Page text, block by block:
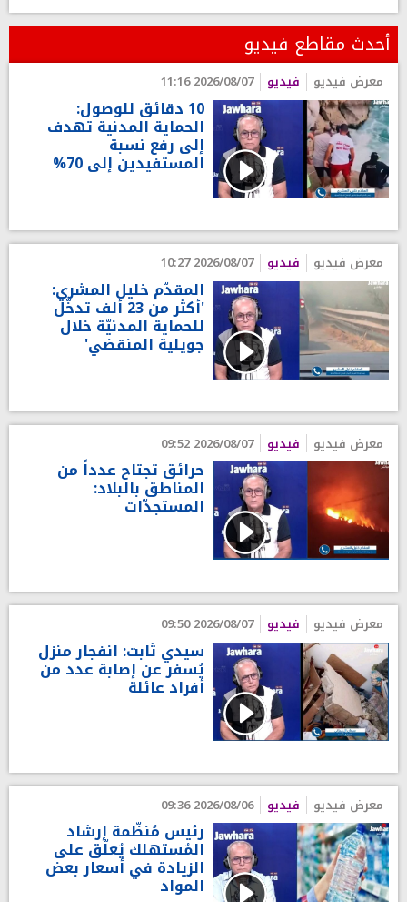
أحدث مقاطع فيديو
معرض فيديو فيديو 2026/08/07 11:16
10 دقائق للوصول:
الحماية المدنية تهدف
إلى رفع نسبة
المستفيدين إلى 70%
معرض فيديو فيديو 2026/08/07 10:27
المقدّم خليل المشري:
'أكثر من 23 ألف تدخّل
للحماية المدنيّة خلال
جويلية المنقضي'
معرض فيديو فيديو 2026/08/07 09:52
حرائق تجتاح عدداً من
المناطق بالبلاد:
المستجدّات
معرض فيديو فيديو 2026/08/07 09:50
سيدي ثابت: انفجار منزل
يُسفر عن إصابة عدد من
أفراد عائلة
معرض فيديو فيديو 2026/08/06 09:36
رئيس مُنظّمة إرشاد
المُستهلك يُعلّق على
الزيادة في أسعار بعض
المواد